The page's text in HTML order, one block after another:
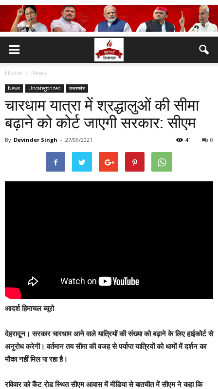
Home News
News Uncategorized उत्तराखंड
चारधाम यात्रा में श्रद्धालुओं की सीमा
बढ़ाने को कोर्ट जाएगी सरकार: सीएम
By Devinder Singh - 27/09/2021 0
41
आदर्श हिमाचल ब्यूरो
देहरादून। सरकार चारधाम आने वाले यात्रियों की संख्या को बढ़ाने के लिए हाईकोर्ट से
अनुरोध करेगी। वर्तमान तय सीमा की वजह से पर्याप्त यात्रियों को धामों में दर्शन का
मौका नहीं मिल पा रहा है।
रविवार को कैंट रोड स्थित सीएम आवास में मीडिया से बातचीत में सीएम ने कहा कि